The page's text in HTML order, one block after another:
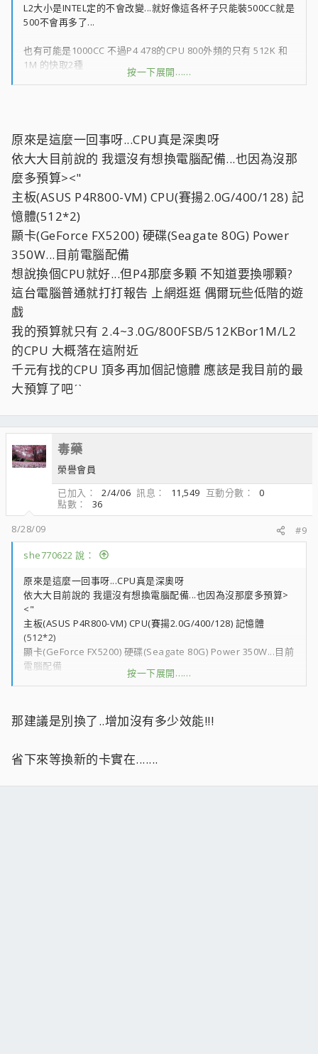
L2大小是INTEL定的不會改變...就好像這各杯子只能裝500CC就是
500不會再多了...
也有可能是1000CC 不過P4 478的CPU 800外頻的只有 512K 和
1M 的快取2種
不同規格的CPU.步進不能相比較.......就像現在的1156盒裝B1
版...E6850是G0版..
你不能說1156沒出到G0版本....不是最佳版本..
有可能這顆只有做到B1 而別顆作到D0 G0...這都是要做功課的...
簡單來說........P4為例...重點是時脈3.0G.和外頻800......其他有空
再研究
以你來說如果要裝那顆3.4G的478...我只會建議你換平台......
G31 1500元/ E1500 1500元 /RAM 2G *800元......
其他照舊沿用...只要3800元......效能差很多很多
舊規格的東西.淘汰吧促進經濟發展吧........
按一下展開……
原來是這麼一回事呀...CPU真是深奧呀
依大大目前說的 我還沒有想換電腦配備...也因為沒那
麼多預算><"
主板(ASUS P4R800-VM) CPU(賽揚2.0G/400/128) 記
憶體(512*2)
顯卡(GeForce FX5200) 硬碟(Seagate 80G) Power
350W...目前電腦配備
想說換個CPU就好...但P4那麼多顆 不知道要換哪顆?
這台電腦普通就打打報告 上網逛逛 偶爾玩些低階的遊
戲
我的預算就只有 2.4~3.0G/800FSB/512KBor1M/L2
的CPU 大概落在這附近
千元有找的CPU 頂多再加個記憶體 應該是我目前的最
大預算了吧ˊˋ
毒藥
榮譽會員
已加入
2/4/06 訊息 11,549 互動分數
0
點數
36
8/28/09
#9
she770622 說：
原來是這麼一回事呀...CPU真是深奧呀
依大大目前說的 我還沒有想換電腦配備...也因為沒那麼多預算>
<"
主板(ASUS P4R800-VM) CPU(賽揚2.0G/400/128) 記憶體
(512*2)
顯卡(GeForce FX5200) 硬碟(Seagate 80G) Power 350W...目前
電腦配備
想說換個CPU就好...但P4那麼多顆 不知道要換哪顆?
落在這附近
按一下展開……
那建議是別換了..增加沒有多少效能!!!
省下來等換新的卡實在.......